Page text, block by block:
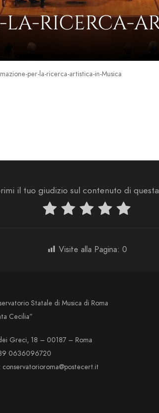
RICERCA-
per-la-ricerca-artistica-in-Musica
il tuo giudizio sul contenuto di
Visite alla Pagina: 0
Statale di Musica di Roma
Cecilia”
Greci, 18 – 00187 – Roma
0636096720
conservatorioroma@postecert.it